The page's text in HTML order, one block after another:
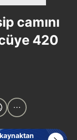
camını
420